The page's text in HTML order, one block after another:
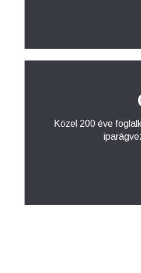
Közel 200 éve